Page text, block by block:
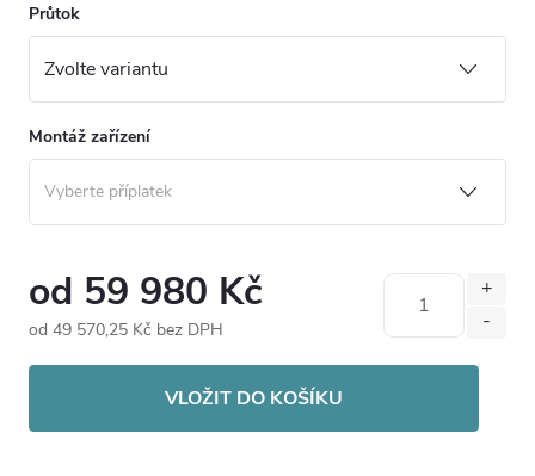
Průtok
Montáž zařízení
od 59 980 Kč
od 49 570,25 Kč bez DPH
VLOŽIT DO KOŠÍKU